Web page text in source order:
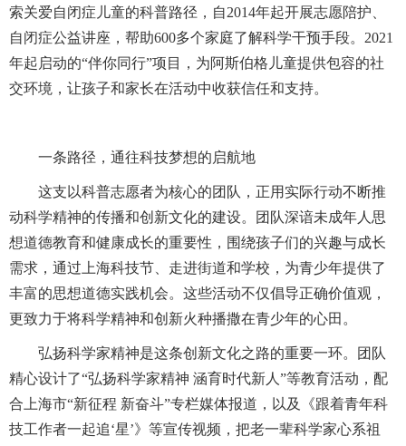
索关爱自闭症儿童的科普路径，自2014年起开展志愿陪护、
自闭症公益讲座，帮助600多个家庭了解科学干预手段。2021
年起启动的“伴你同行”项目，为阿斯伯格儿童提供包容的社
交环境，让孩子和家长在活动中收获信任和支持。
一条路径，通往科技梦想的启航地
这支以科普志愿者为核心的团队，正用实际行动不断推
动科学精神的传播和创新文化的建设。团队深谙未成年人思
想道德教育和健康成长的重要性，围绕孩子们的兴趣与成长
需求，通过上海科技节、走进街道和学校，为青少年提供了
丰富的思想道德实践机会。这些活动不仅倡导正确价值观，
更致力于将科学精神和创新火种播撒在青少年的心田。
弘扬科学家精神是这条创新文化之路的重要一环。团队
精心设计了“弘扬科学家精神 涵育时代新人”等教育活动，配
合上海市“新征程 新奋斗”专栏媒体报道，以及《跟着青年科
技工作者一起追‘星’》等宣传视频，把老一辈科学家心系祖